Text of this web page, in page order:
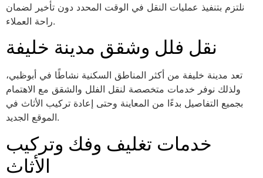
نلتزم بتنفيذ عمليات النقل في الوقت المحدد دون تأخير لضمان
راحة العملاء.
نقل فلل وشقق مدينة خليفة
تعد مدينة خليفة من أكثر المناطق السكنية نشاطًا في أبوظبي،
ولذلك نوفر خدمات متخصصة لنقل الفلل والشقق مع الاهتمام
بجميع التفاصيل بدءًا من المعاينة وحتى إعادة تركيب الأثاث في
الموقع الجديد.
خدمات تغليف وفك وتركيب
الأثاث